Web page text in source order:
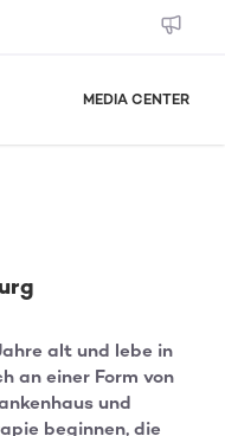
MEDIA CENTER
alt und lebe in
an einer Form von
und
beginnen, die